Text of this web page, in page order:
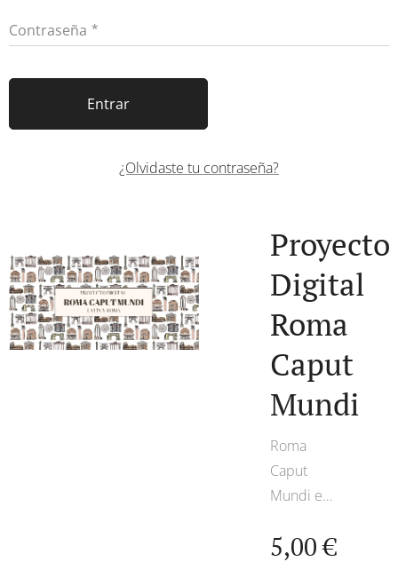
Contraseña
Entrar
¿Olvidaste tu contraseña?
Proyecto
Digital
Roma
Caput
Mundi
Roma
Caput
Mundi es
proyecto
5,00€